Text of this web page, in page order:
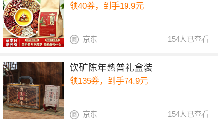
领40券，到手19.9元
154人已查看
京东
饮矿陈年熟普礼盒装
领135券，到手74.9元
154人已查看
京东